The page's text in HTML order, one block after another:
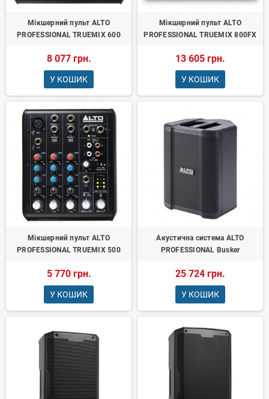
Мікшерний пульт ALTO
PROFESSIONAL TRUEMIX 600
8 077 грн.
У КОШИК
Мікшерний пульт ALTO
PROFESSIONAL TRUEMIX 800FX
13 605 грн.
У КОШИК
Мікшерний пульт ALTO
PROFESSIONAL TRUEMIX 500
5 770 грн.
У КОШИК
Акустична система ALTO
PROFESSIONAL Busker
25 724 грн.
У КОШИК